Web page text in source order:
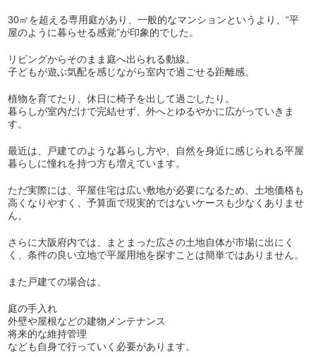
30㎡を超える専用庭があり、一般的なマンションというより、“平
屋のように暮らせる感覚”が印象的でした。
リビングからそのまま庭へ出られる動線。
子どもが遊ぶ気配を感じながら室内で過ごせる距離感。
植物を育てたり、休日に椅子を出して過ごしたり。
暮らしが室内だけで完結せず、外へとゆるやかに広がっていきま
す。
最近は、戸建てのような暮らし方や、自然を身近に感じられる平屋
暮らしに憧れを持つ方も増えています。
ただ実際には、平屋住宅は広い敷地が必要になるため、土地価格も
高くなりやすく、予算面で現実的ではないケースも少なくありませ
ん。
さらに大阪府内では、まとまった広さの土地自体が市場に出にく
く、条件の良い立地で平屋用地を探すことは簡単ではありません。
また戸建ての場合は、
庭の手入れ
外壁や屋根などの建物メンテナンス
将来的な維持管理
なども自身で行っていく必要があります。